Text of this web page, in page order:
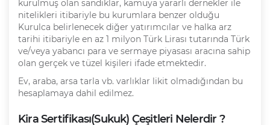
kurulmuş olan sandıklar, kamuya yararlı dernekler ile
nitelikleri itibariyle bu kurumlara benzer olduğu
Kurulca belirlenecek diğer yatırımcılar ve halka arz
tarihi itibariyle en az 1 milyon Türk Lirası tutarında Türk
ve/veya yabancı para ve sermaye piyasası aracına sahip
olan gerçek ve tüzel kişileri ifade etmektedir.
Ev, araba, arsa tarla vb. varlıklar likit olmadığından bu
hesaplamaya dahil edilmez.
Kira Sertifikası(Sukuk) Çeşitleri Nelerdir ?